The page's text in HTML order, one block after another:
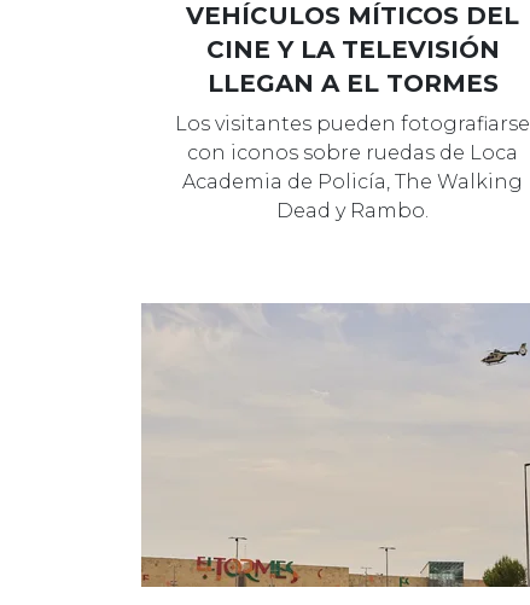
VEHÍCULOS MÍTICOS DEL
CINE Y LA TELEVISIÓN
LLEGAN A EL TORMES
Los visitantes pueden fotografiarse
con iconos sobre ruedas de Loca
Academia de Policía, The Walking
Dead y Rambo.